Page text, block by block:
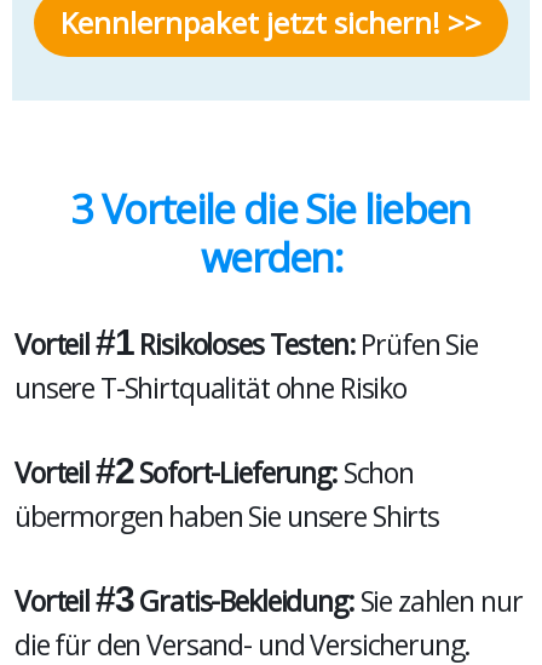
Kennlernpaket jetzt sichern! >>
3 Vorteile die Sie lieben
werden:
Vorteil#1Risikoloses Testen:Prüfen Sie
unsere T-Shirtqualität ohne Risiko
Vorteil#2Sofort-Lieferung:Schon
übermorgen haben Sie unsere Shirts
Vorteil#3Gratis-Bekleidung:Sie zahlen nur
die für den Versand- und Versicherung.